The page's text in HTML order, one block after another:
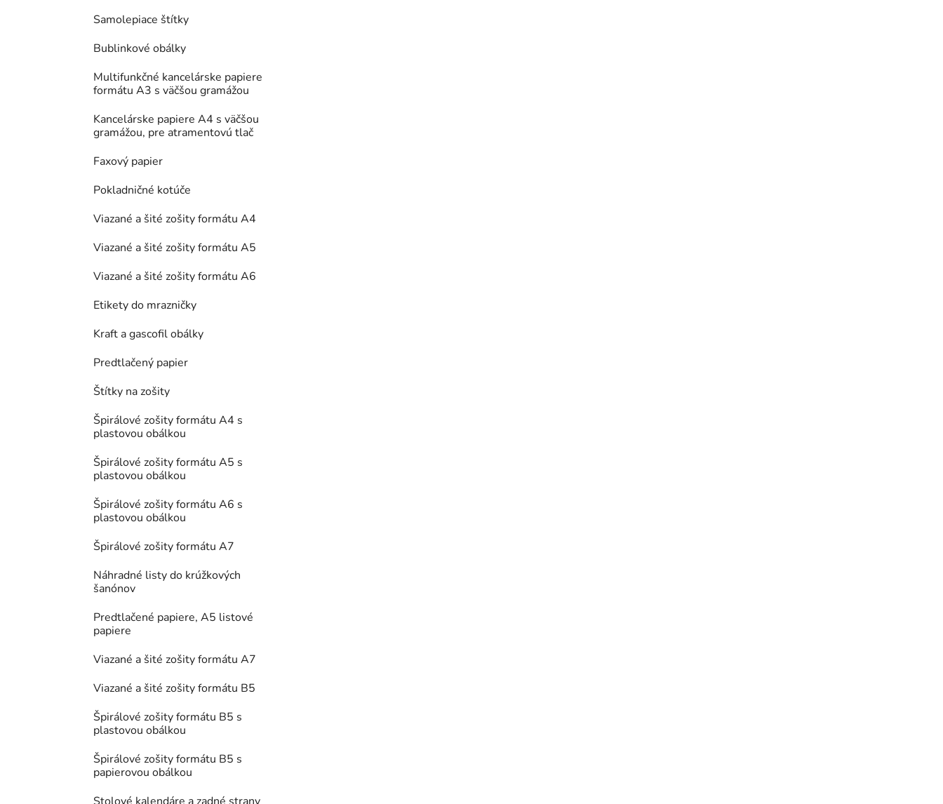
Samolepiace štítky
Bublinkové obálky
Multifunkčné kancelárske papiere
formátu A3 s väčšou gramážou
Kancelárske papiere A4 s väčšou
gramážou, pre atramentovú tlač
Faxový papier
Pokladničné kotúče
Viazané a šité zošity formátu A4
Viazané a šité zošity formátu A5
Viazané a šité zošity formátu A6
Etikety do mrazničky
Kraft a gascofil obálky
Predtlačený papier
Štítky na zošity
Špirálové zošity formátu A4 s
plastovou obálkou
Špirálové zošity formátu A5 s
plastovou obálkou
Špirálové zošity formátu A6 s
plastovou obálkou
Špirálové zošity formátu A7
Náhradné listy do krúžkových
šanónov
Predtlačené papiere, A5 listové
papiere
Viazané a šité zošity formátu A7
Viazané a šité zošity formátu B5
Špirálové zošity formátu B5 s
plastovou obálkou
Špirálové zošity formátu B5 s
papierovou obálkou